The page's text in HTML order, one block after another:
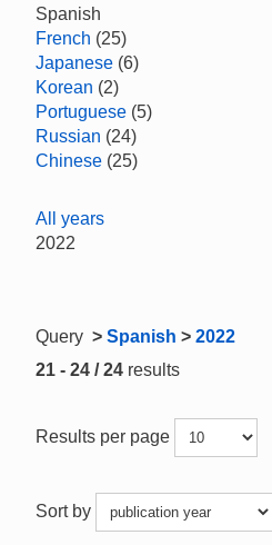
Spanish
French (25)
Japanese (6)
Korean (2)
Portuguese (5)
Russian (24)
Chinese (25)
All years
2022
Query > Spanish > 2022
21 - 24 / 24 results
Results per page
Sort by